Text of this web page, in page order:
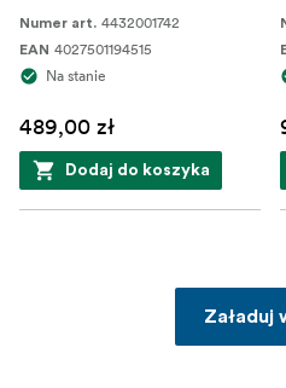
Numer art. 4432001742
EAN 4027501194515
Na stanie
489,00 zł
Dodaj do koszyka
Załaduj